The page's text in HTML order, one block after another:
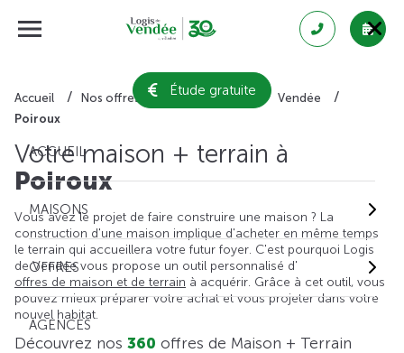
Étude gratuite
ACCUEIL
MAISONS
OFFRES
AGENCES
Accueil Nos offres de maison + terrain
Vendée
Poiroux
Votre maison + terrain à
Poiroux
Vous avez le projet de faire construire une maison ? La
construction d'une maison implique d'acheter en même temps
le terrain qui accueillera votre futur foyer. C'est pourquoi Logis
de Vendée vous propose un outil personnalisé d'
offres de maison et de terrain à acquérir. Grâce à cet outil, vous
pouvez mieux préparer votre achat et vous projeter dans votre
nouvel habitat.
Découvrez nos 360 offres de Maison + Terrain